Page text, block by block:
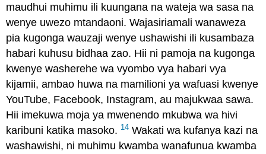
maudhui muhimu ili kuungana na wateja wa sasa na
wenye uwezo mtandaoni. Wajasiriamali wanaweza
pia kugonga wauzaji wenye ushawishi ili kusambaza
habari kuhusu bidhaa zao. Hii ni pamoja na kugonga
kwenye washerehe wa vyombo vya habari vya
kijamii, ambao huwa na mamilioni ya wafuasi kwenye
YouTube, Facebook, Instagram, au majukwaa sawa.
Hii imekuwa moja ya mwenendo mkubwa wa hivi
karibuni katika masoko. 14 Wakati wa kufanya kazi na
washawishi, ni muhimu kwamba wanafunua kwamba